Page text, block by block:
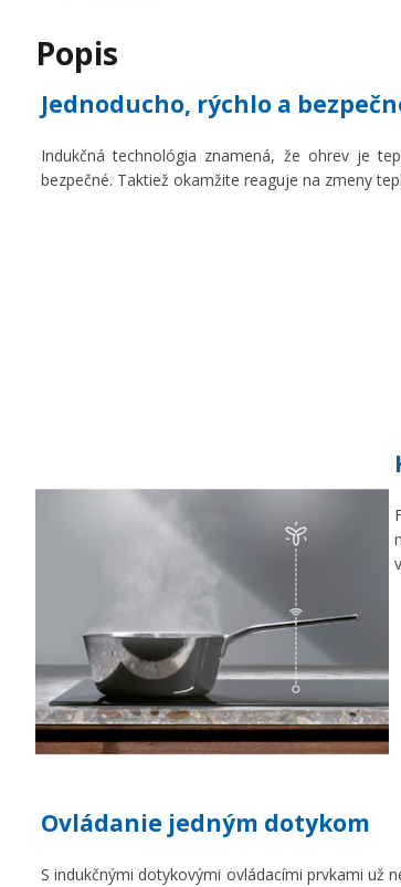
Popis
Jednoducho, rýchlo a
Indukčná technológia znamená, že ohrev je
bezpečné. Taktiež okamžite reaguje na zmeny
Ovládanie jedným dotykom
S indukčnými dotykovými ovládacími prvkami už